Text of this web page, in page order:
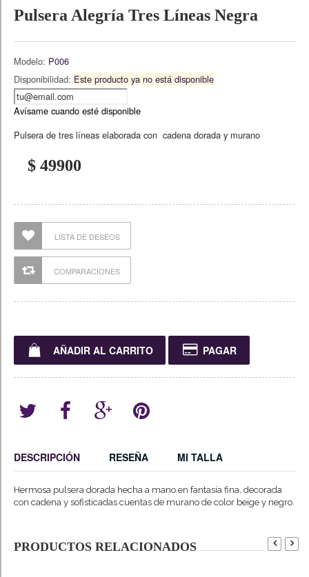
Pulsera Alegría Tres Líneas Negra
Modelo: P006
Disponibilidad: Este producto ya no está disponible
Avísame cuando esté disponible
Pulsera de tres líneas elaborada con cadena dorada y murano
$ 49900
LISTA DE DESEOS
COMPARACIONES
AÑADIR AL CARRITO PAGAR
DESCRIPCIÓN RESEÑA MI TALLA
Hermosa pulsera dorada hecha a mano en fantasía fina, decorada
con cadena y sofisticadas cuentas de murano de color beige y negro.
PRODUCTOS RELACIONADOS